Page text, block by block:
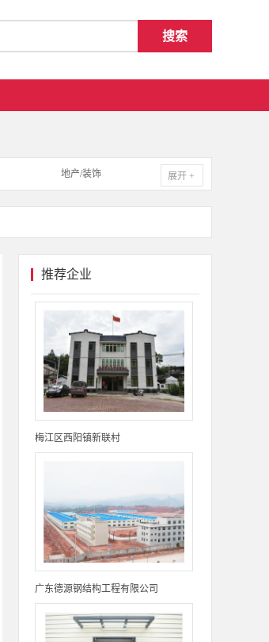
地产/装饰 展开 +
推荐企业
梅江区西阳镇新联村
广东德源钢结构工程有限公司